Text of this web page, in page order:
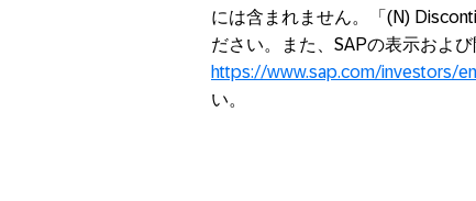
には含まれません。「(N)
ださい。また、SAPの表示およ
https://www.sap.com/investors/
い。